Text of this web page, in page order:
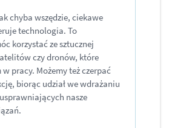
chyba wszędzie, ciekawe
technologia. To
korzystać ze sztucznej
czy dronów, które
pracy. Możemy też czerpać
biorąc udział we wdrażaniu
nasze